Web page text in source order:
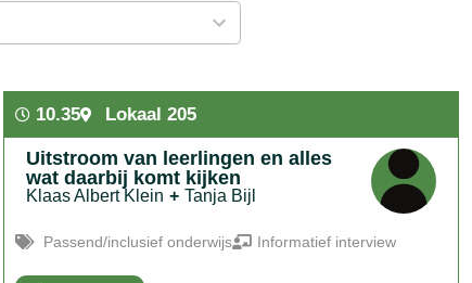
10.35 Lokaal 205
Uitstroom van leerlingen en alles
wat daarbij komt kijken
Klaas Albert Klein + Tanja Bijl
Passend/inclusief onderwijs Informatief interview